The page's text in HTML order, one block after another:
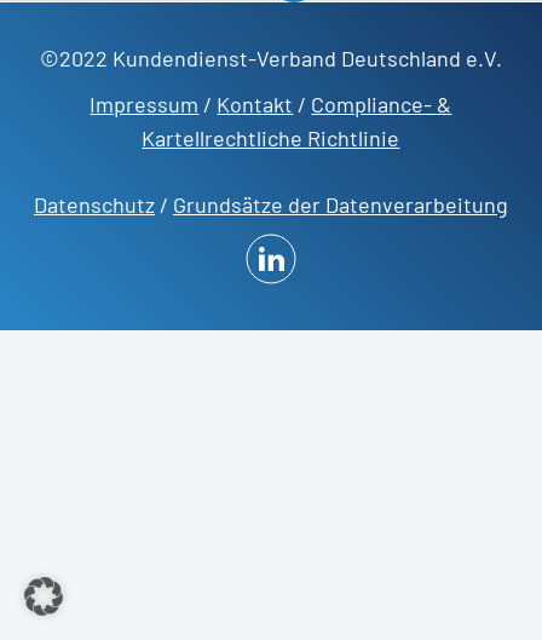
©2022 Kundendienst-Verband Deutschland e.V.
Impressum / Kontakt / Compliance- &
Kartellrechtliche Richtlinie
Datenschutz/ Grundsätze der Datenverarbeitung